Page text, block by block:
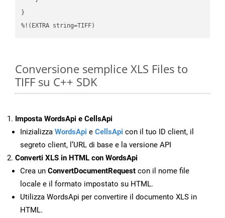
}
%!(EXTRA string=TIFF)
Conversione semplice XLS Files to
TIFF su C++ SDK
Imposta WordsApi e CellsApi
Inizializza WordsApi e CellsApi con il tuo ID client, il
segreto client, l’URL di base e la versione API
Converti XLS in HTML con WordsApi
Crea un ConvertDocumentRequest con il nome file
locale e il formato impostato su HTML.
Utilizza WordsApi per convertire il documento XLS in
HTML.